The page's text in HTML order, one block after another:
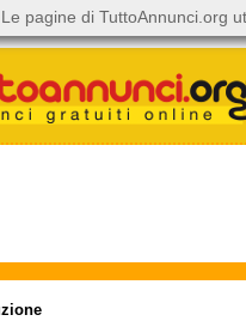
Le pagine di TuttoAnnunci.org